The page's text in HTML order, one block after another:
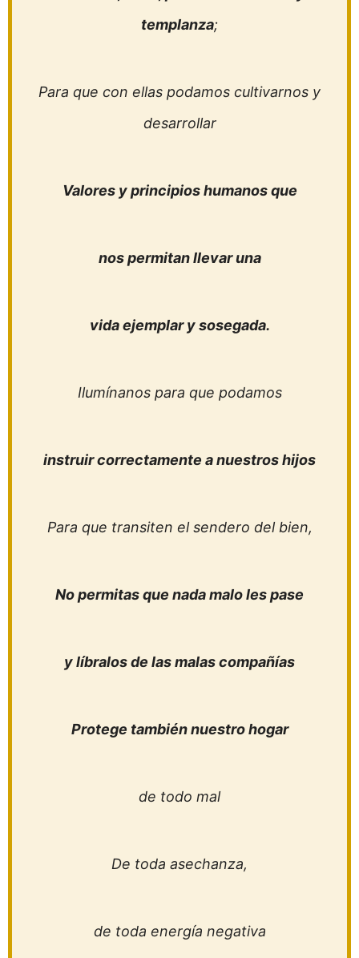
templanza;
Para que con ellas podamos cultivarnos y
desarrollar
Valores y principios humanos que
nos permitan llevar una
vida ejemplar y sosegada.
Ilumínanos para que podamos
instruir correctamente a nuestros hijos
Para que transiten el sendero del bien,
No permitas que nada malo les pase
y líbralos de las malas compañías
Protege también nuestro hogar
de todo mal
De toda asechanza,
de toda energía negativa